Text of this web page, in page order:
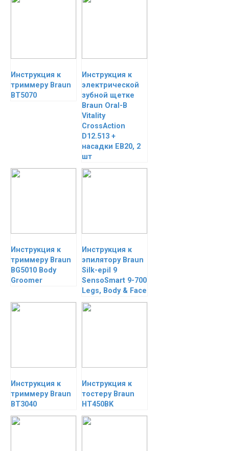
Инструкция к
триммеру Braun
BT5070
Инструкция к
электрической
зубной щетке
Braun Oral-B
Vitality
CrossAction
D12.513 +
насадки EB20, 2
шт
Инструкция к
триммеру Braun
BG5010 Body
Groomer
Инструкция к
эпилятору Braun
Silk-epil 9
SensoSmart 9-700
Legs, Body & Face
Инструкция к
триммеру Braun
BT3040
Инструкция к
тостеру Braun
HT450BK